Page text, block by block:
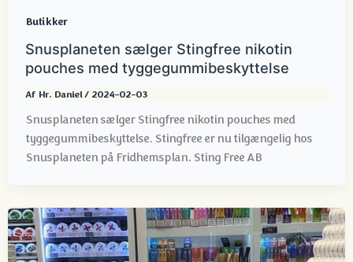
Butikker
Snusplaneten sælger Stingfree nikotin
pouches med tyggegummibeskyttelse
Af Hr. Daniel/ 2024-02-03
Snusplaneten sælger Stingfree nikotin pouches med
tyggegummibeskyttelse. Stingfree er nu tilgængelig hos
Snusplaneten på Fridhemsplan. Sting Free AB